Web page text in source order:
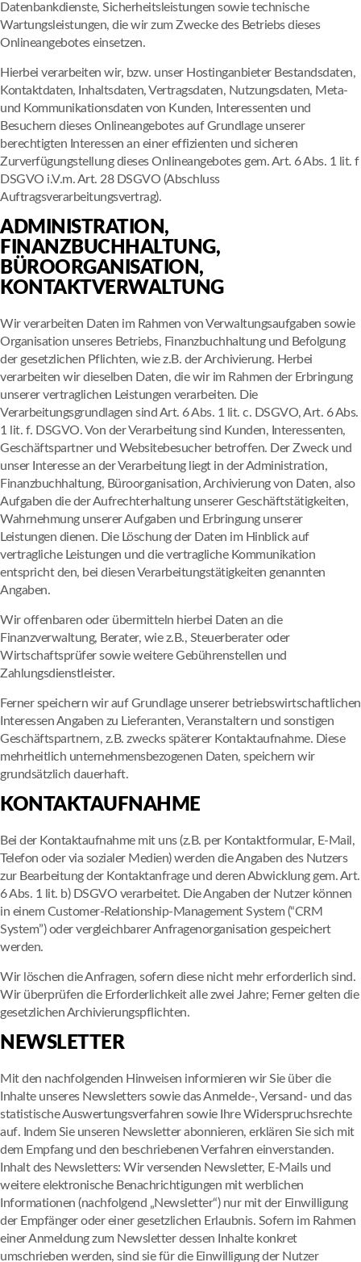
Datenbankdienste, Sicherheitsleistungen sowie technische
Wartungsleistungen, die wir zum Zwecke des Betriebs dieses
Onlineangebotes einsetzen.
Hierbei verarbeiten wir, bzw. unser Hostinganbieter Bestandsdaten,
Kontaktdaten, Inhaltsdaten, Vertragsdaten, Nutzungsdaten, Meta-
und Kommunikationsdaten von Kunden, Interessenten und
Besuchern dieses Onlineangebotes auf Grundlage unserer
berechtigten Interessen an einer effizienten und sicheren
Zurverfügungstellung dieses Onlineangebotes gem. Art. 6 Abs. 1 lit. f
DSGVO i.V.m. Art. 28 DSGVO (Abschluss
Auftragsverarbeitungsvertrag).
ADMINISTRATION,
FINANZBUCHHALTUNG,
BÜROORGANISATION,
KONTAKTVERWALTUNG
Wir verarbeiten Daten im Rahmen von Verwaltungsaufgaben sowie
Organisation unseres Betriebs, Finanzbuchhaltung und Befolgung
der gesetzlichen Pflichten, wie z.B. der Archivierung. Herbei
verarbeiten wir dieselben Daten, die wir im Rahmen der Erbringung
unserer vertraglichen Leistungen verarbeiten. Die
Verarbeitungsgrundlagen sind Art. 6 Abs. 1 lit. c. DSGVO, Art. 6 Abs.
1 lit. f. DSGVO. Von der Verarbeitung sind Kunden, Interessenten,
Geschäftspartner und Websitebesucher betroffen. Der Zweck und
unser Interesse an der Verarbeitung liegt in der Administration,
Finanzbuchhaltung, Büroorganisation, Archivierung von Daten, also
Aufgaben die der Aufrechterhaltung unserer Geschäftstätigkeiten,
Wahrnehmung unserer Aufgaben und Erbringung unserer
Leistungen dienen. Die Löschung der Daten im Hinblick auf
vertragliche Leistungen und die vertragliche Kommunikation
entspricht den, bei diesen Verarbeitungstätigkeiten genannten
Angaben.
Wir offenbaren oder übermitteln hierbei Daten an die
Finanzverwaltung, Berater, wie z.B., Steuerberater oder
Wirtschaftsprüfer sowie weitere Gebührenstellen und
Zahlungsdienstleister.
Ferner speichern wir auf Grundlage unserer betriebswirtschaftlichen
Interessen Angaben zu Lieferanten, Veranstaltern und sonstigen
Geschäftspartnern, z.B. zwecks späterer Kontaktaufnahme. Diese
mehrheitlich unternehmensbezogenen Daten, speichern wir
grundsätzlich dauerhaft.
KONTAKTAUFNAHME
Bei der Kontaktaufnahme mit uns (z.B. per Kontaktformular, E-Mail,
Telefon oder via sozialer Medien) werden die Angaben des Nutzers
zur Bearbeitung der Kontaktanfrage und deren Abwicklung gem. Art.
6 Abs. 1 lit. b) DSGVO verarbeitet. Die Angaben der Nutzer können
in einem Customer-Relationship-Management System (“CRM
System”) oder vergleichbarer Anfragenorganisation gespeichert
werden.
Wir löschen die Anfragen, sofern diese nicht mehr erforderlich sind.
Wir überprüfen die Erforderlichkeit alle zwei Jahre; Ferner gelten die
gesetzlichen Archivierungspflichten.
NEWSLETTER
Mit den nachfolgenden Hinweisen informieren wir Sie über die
Inhalte unseres Newsletters sowie das Anmelde-, Versand- und das
statistische Auswertungsverfahren sowie Ihre Widerspruchsrechte
auf. Indem Sie unseren Newsletter abonnieren, erklären Sie sich mit
dem Empfang und den beschriebenen Verfahren einverstanden.
Inhalt des Newsletters: Wir versenden Newsletter, E-Mails und
weitere elektronische Benachrichtigungen mit werblichen
Informationen (nachfolgend „Newsletter“) nur mit der Einwilligung
der Empfänger oder einer gesetzlichen Erlaubnis. Sofern im Rahmen
einer Anmeldung zum Newsletter dessen Inhalte konkret
umschrieben werden, sind sie für die Einwilligung der Nutzer